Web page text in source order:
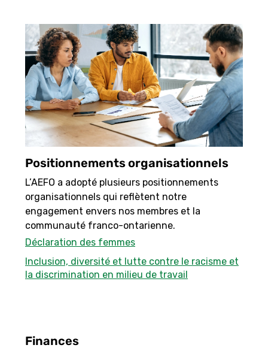
Positionnements organisationnels
L’AEFO a adopté plusieurs positionnements
organisationnels qui reflètent notre
engagement envers nos membres et la
communauté franco-ontarienne.
Déclaration des femmes
Inclusion, diversité et lutte contre le racisme et
la discrimination en milieu de travail
Finances